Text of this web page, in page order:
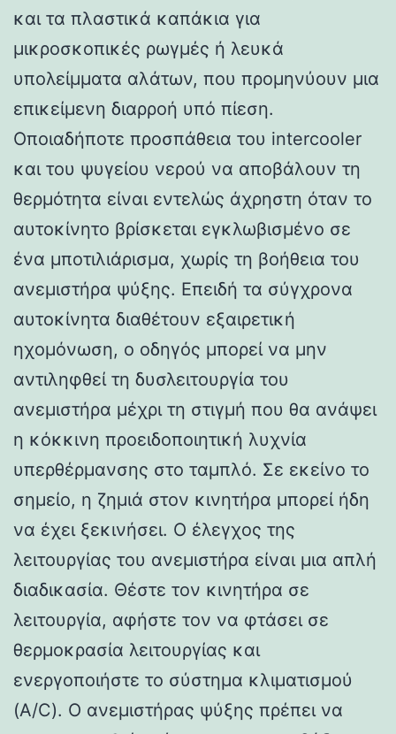
και τα πλαστικά καπάκια για
μικροσκοπικές ρωγμές ή λευκά
υπολείμματα αλάτων, που προμηνύουν μια
επικείμενη διαρροή υπό πίεση.
Οποιαδήποτε προσπάθεια του intercooler
και του ψυγείου νερού να αποβάλουν τη
θερμότητα είναι εντελώς άχρηστη όταν το
αυτοκίνητο βρίσκεται εγκλωβισμένο σε
ένα μποτιλιάρισμα, χωρίς τη βοήθεια του
ανεμιστήρα ψύξης. Επειδή τα σύγχρονα
αυτοκίνητα διαθέτουν εξαιρετική
ηχομόνωση, ο οδηγός μπορεί να μην
αντιληφθεί τη δυσλειτουργία του
ανεμιστήρα μέχρι τη στιγμή που θα ανάψει
η κόκκινη προειδοποιητική λυχνία
υπερθέρμανσης στο ταμπλό. Σε εκείνο το
σημείο, η ζημιά στον κινητήρα μπορεί ήδη
να έχει ξεκινήσει. Ο έλεγχος της
λειτουργίας του ανεμιστήρα είναι μια απλή
διαδικασία. Θέστε τον κινητήρα σε
λειτουργία, αφήστε τον να φτάσει σε
θερμοκρασία λειτουργίας και
ενεργοποιήστε το σύστημα κλιματισμού
(A/C). Ο ανεμιστήρας ψύξης πρέπει να